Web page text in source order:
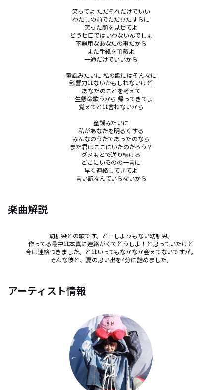
笑ってよ ただそれだけでいい
わたしの前でただひたすらに
笑った顔を見せてよ
どうせ口ではいわないんでしょ
不器用なあなたの事だから
また手紙を頂戴よ
一通だけでいいから
童謡みたいに 私の歌にはそんなに
影響力はないかもしれないけど
あなたのことを考えて
一生懸命歌うから 帰ってきてよ
覚えてとは言わないから
童謡みたいに
私があなたを明るくする
みんなのうたであったのなら
まだ君はここにいたのだろう？
ダメもとで送り続ける
どこにいるのの一言に
早く連絡してきてよ
言い訳なんていらないから
楽曲解説
幼馴染との歌です。どーしようもない幼馴染。
作ってる最中は本真に連絡がくてどうしよ！と思っていたけど
今は連絡つきました。とはいってもなかなか会えてないですが。
そんな彼と、夏の思い出を4分に詰めました。
アーティスト情報